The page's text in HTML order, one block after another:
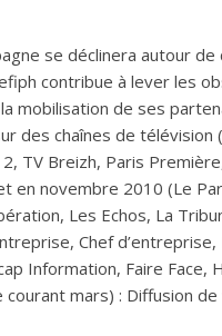
se déclinera autour
contribue à lever les
mobilisation de ses
des chaînes de télévision
TV Breizh, Paris
novembre 2010 (Le
Les Echos, La
Chef d’entreprise,
Information, Faire Face,
mars) : Diffusion